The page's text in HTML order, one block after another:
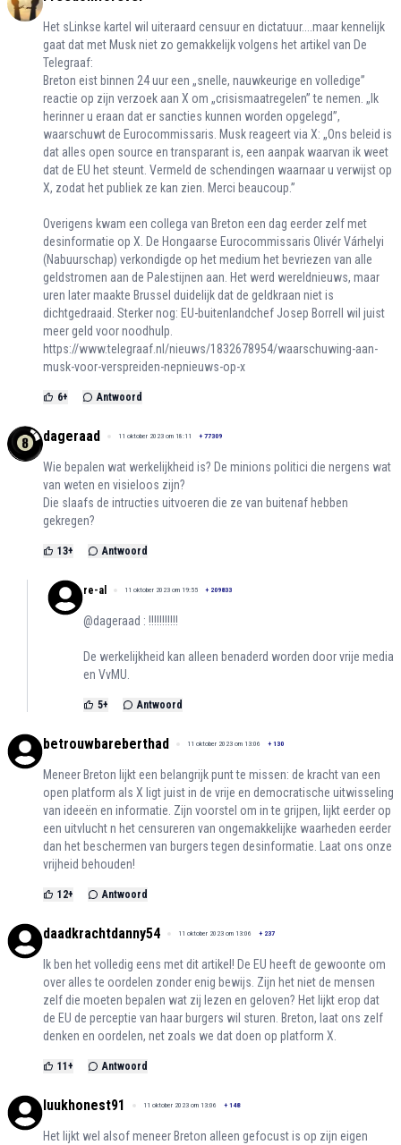
Het sLinkse kartel wil uiteraard censuur en dictatuur....maar kennelijk
gaat dat met Musk niet zo gemakkelijk volgens het artikel van De
Telegraaf:
Breton eist binnen 24 uur een „snelle, nauwkeurige en volledige”
reactie op zijn verzoek aan X om „crisismaatregelen” te nemen. „Ik
herinner u eraan dat er sancties kunnen worden opgelegd”,
waarschuwt de Eurocommissaris. Musk reageert via X: „Ons beleid is
dat alles open source en transparant is, een aanpak waarvan ik weet
dat de EU het steunt. Vermeld de schendingen waarnaar u verwijst op
X, zodat het publiek ze kan zien. Merci beaucoup.”
Overigens kwam een collega van Breton een dag eerder zelf met
desinformatie op X. De Hongaarse Eurocommissaris Olivér Várhelyi
(Nabuurschap) verkondigde op het medium het bevriezen van alle
geldstromen aan de Palestijnen aan. Het werd wereldnieuws, maar
uren later maakte Brussel duidelijk dat de geldkraan niet is
dichtgedraaid. Sterker nog: EU-buitenlandchef Josep Borrell wil juist
meer geld voor noodhulp.
https://www.telegraaf.nl/nieuws/1832678954/waarschuwing-aan-
musk-voor-verspreiden-nepnieuws-op-x
6+ Antwoord
dageraad 11 oktober 2023 om 18:11 + 77309
Wie bepalen wat werkelijkheid is? De minions politici die nergens wat
van weten en visieloos zijn?
Die slaafs de intructies uitvoeren die ze van buitenaf hebben
gekregen?
13+ Antwoord
re-al 11 oktober 2023 om 19:55 + 209833
@dageraad : !!!!!!!!!!!
De werkelijkheid kan alleen benaderd worden door vrije media
en VvMU.
5+ Antwoord
betrouwbareberthad 11 oktober 2023 om 13:06 + 130
Meneer Breton lijkt een belangrijk punt te missen: de kracht van een
open platform als X ligt juist in de vrije en democratische uitwisseling
van ideeën en informatie. Zijn voorstel om in te grijpen, lijkt eerder op
een uitvlucht n het censureren van ongemakkelijke waarheden eerder
dan het beschermen van burgers tegen desinformatie. Laat ons onze
vrijheid behouden!
12+ Antwoord
daadkrachtdanny54 11 oktober 2023 om 13:06 + 237
Ik ben het volledig eens met dit artikel! De EU heeft de gewoonte om
over alles te oordelen zonder enig bewijs. Zijn het niet de mensen
zelf die moeten bepalen wat zij lezen en geloven? Het lijkt erop dat
de EU de perceptie van haar burgers wil sturen. Breton, laat ons zelf
denken en oordelen, net zoals we dat doen op platform X.
11 + Antwoord
luukhonest91 11 oktober 2023 om 13:06 + 148
Het lijkt wel alsof meneer Breton alleen gefocust is op zijn eigen